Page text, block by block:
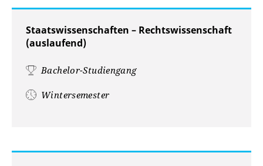
Staatswissenschaften – Rechtswissenschaft
(auslaufend)
Bachelor-Studiengang
Wintersemester